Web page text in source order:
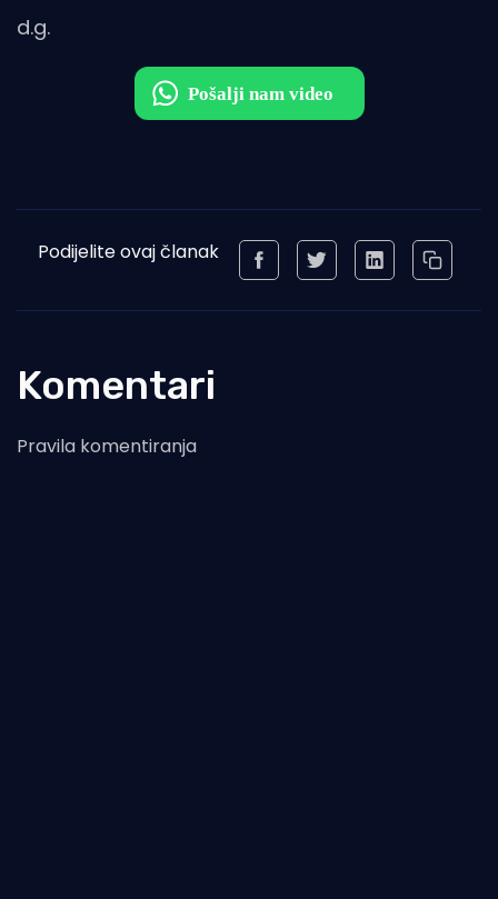
d.g.
Podijelite ovaj članak
Komentari
Pravila komentiranja